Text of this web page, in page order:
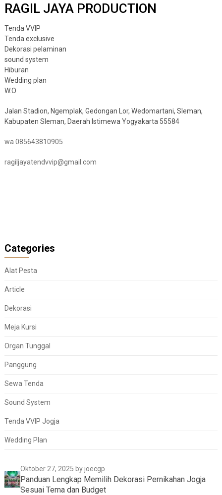
RAGIL JAYA PRODUCTION
Tenda VVIP
Tenda exclusive
Dekorasi pelaminan
sound system
Hiburan
Wedding plan
W.O
Jalan Stadion, Ngemplak, Gedongan Lor, Wedomartani, Sleman,
Kabupaten Sleman, Daerah Istimewa Yogyakarta 55584
wa 085643810905
ragiljayatendvvip@gmail.com
Categories
Alat Pesta
Article
Dekorasi
Meja Kursi
Organ Tunggal
Panggung
Sewa Tenda
Sound System
Tenda VVIP Jogja
Wedding Plan
Oktober 27, 2025 by joecgp
Panduan Lengkap Memilih Dekorasi Pernikahan Jogja
Sesuai Tema dan Budget